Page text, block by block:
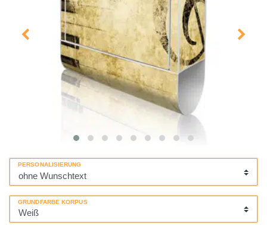
PERSONALISIERUNG
GRUNDFARBE KORPUS